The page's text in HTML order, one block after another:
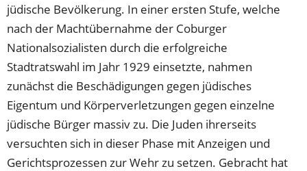
jüdische Bevölkerung. In einer ersten Stufe, welche
nach der Machtübernahme der Coburger
Nationalsozialisten durch die erfolgreiche
Stadtratswahl im Jahr 1929 einsetzte, nahmen
zunächst die Beschädigungen gegen jüdisches
Eigentum und Körperverletzungen gegen einzelne
jüdische Bürger massiv zu. Die Juden ihrerseits
versuchten sich in dieser Phase mit Anzeigen und
Gerichtsprozessen zur Wehr zu setzen. Gebracht hat